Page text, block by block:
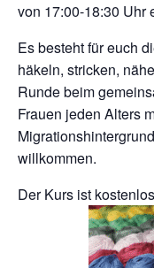
von 17:00-18:30 Uhr
Es besteht für euch
häkeln, stricken,
Runde beim
Frauen jeden Alters
willkommen.
Der Kurs ist